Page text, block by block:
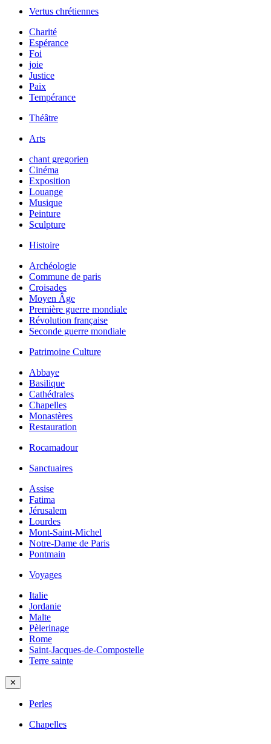
Vertus chrétiennes
Charité
Espérance
Foi
joie
Justice
Paix
Tempérance
Théâtre
Arts
chant gregorien
Cinéma
Exposition
Louange
Musique
Peinture
Sculpture
Histoire
Archéologie
Commune de paris
Croisades
Moyen Âge
Première guerre mondiale
Révolution française
Seconde guerre mondiale
Patrimoine Culture
Abbaye
Basilique
Cathédrales
Chapelles
Monastères
Restauration
Rocamadour
Sanctuaires
Assise
Fatima
Jérusalem
Lourdes
Mont-Saint-Michel
Notre-Dame de Paris
Pontmain
Voyages
Italie
Jordanie
Malte
Pèlerinage
Rome
Saint-Jacques-de-Compostelle
Terre sainte
✕
Perles
Chapelles